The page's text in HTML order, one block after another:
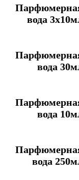
вода
вода
вода
вода